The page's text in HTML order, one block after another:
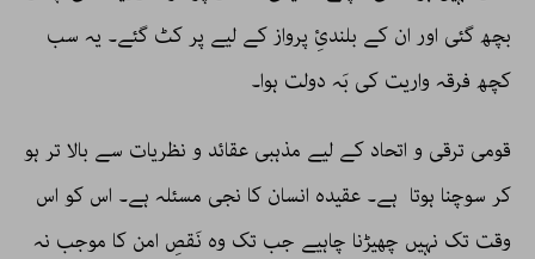
بچھ گئی اور ان کے بلندئِ پرواز کے لیے پر کٹ گئے۔ یہ سب
کچھ فرقہ واریت کی بَہ دولت ہوا۔
قومی ترقی و اتحاد کے لیے مذہبی عقائد و نظریات سے بالا تر ہو
کر سوچنا ہوتا ہے۔ عقیدہ انسان کا نجی مسئلہ ہے۔ اس کو اس
وقت تک نہیں چھیڑنا چاہیے جب تک وہ نَقصِ امن کا موجب نہ